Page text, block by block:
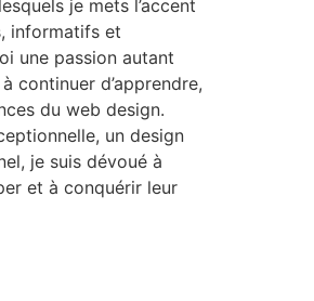
je mets l’accent
informatifs et
une passion autant
continuer d’apprendre,
du web design.
un design
je suis dévoué à
et à conquérir leur